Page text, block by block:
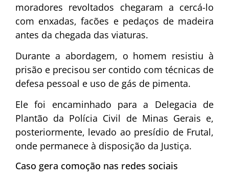
moradores revoltados chegaram a cercá-lo
com enxadas, facões e pedaços de madeira
antes da chegada das viaturas.
Durante a abordagem, o homem resistiu à
prisão e precisou ser contido com técnicas de
defesa pessoal e uso de gás de pimenta.
Ele foi encaminhado para a Delegacia de
Plantão da Polícia Civil de Minas Gerais e,
posteriormente, levado ao presídio de Frutal,
onde permanece à disposição da Justiça.
Caso gera comoção nas redes sociais